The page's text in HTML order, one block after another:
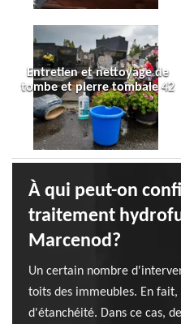
Entretien et nettoyage de
tombe et pierre tombale 42
À qui peut-on
traitement
Marcenod?
Un certain nombre
toits des immeubles. En
d'étanchéité. Dans ce cas,